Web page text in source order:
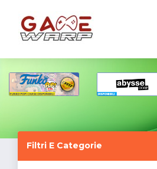
Filtri E Categorie